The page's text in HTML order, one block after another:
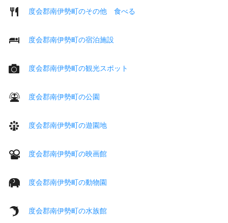
度会郡南伊勢町のその他 食べる
度会郡南伊勢町の宿泊施設
度会郡南伊勢町の観光スポット
度会郡南伊勢町の公園
度会郡南伊勢町の遊園地
度会郡南伊勢町の映画館
度会郡南伊勢町の動物園
度会郡南伊勢町の水族館